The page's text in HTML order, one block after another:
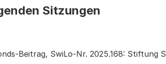
Sitzungen
Informationen zu den Sitzungen
Beitrag, SwiLo-Nr. 2025.168: